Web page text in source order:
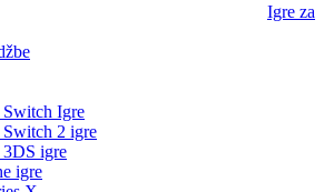
Igre za
Igre
2 igre
igre
igre